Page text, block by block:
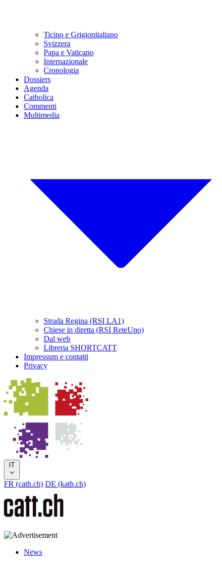
Ticino e Grigionitaliano
Svizzera
Papa e Vaticano
Internazionale
Cronologia
Dossiers
Agenda
Catholica
Commenti
Multimedia
Strada Regina (RSI LA1)
Chiese in diretta (RSI ReteUno)
Dal web
Libreria SHORTCATT
Impressum e contatti
Privacy
IT
FR (cath.ch) DE (kath.ch)
News